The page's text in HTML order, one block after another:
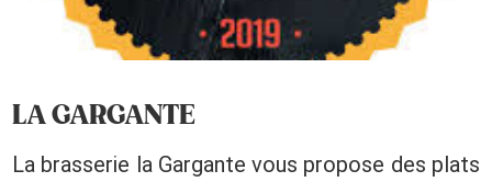
LA GARGANTE
La brasserie la Gargante vous propose des plats